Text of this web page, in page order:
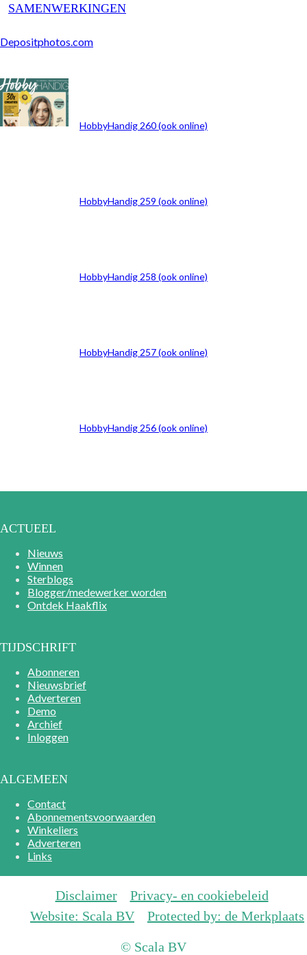
SAMENWERKINGEN
Depositphotos.com
ARCHIEF
HobbyHandig 260 (ook online)
HobbyHandig 259 (ook online)
HobbyHandig 258 (ook online)
HobbyHandig 257 (ook online)
HobbyHandig 256 (ook online)
ACTUEEL
Nieuws
Winnen
Sterblogs
Blogger/medewerker worden
Ontdek Haakflix
TIJDSCHRIFT
Abonneren
Nieuwsbrief
Adverteren
Demo
Archief
Inloggen
ALGEMEEN
Contact
Abonnementsvoorwaarden
Winkeliers
Adverteren
Links
Disclaimer
Privacy- en cookiebeleid
Website: Scala BV
Protected by: de Merkplaats
© Scala BV